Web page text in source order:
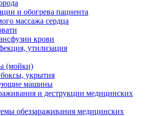
и обогрева пациента
массажа сердца
крови
утилизация
(мойки)
укрытия
машины
и деструкции медицинских
обеззараживания медицинских